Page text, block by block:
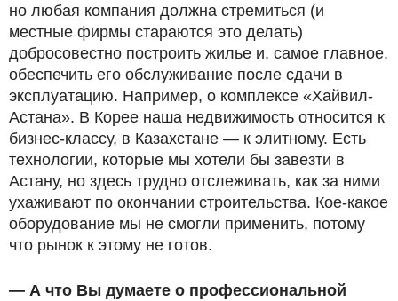
но любая компания должна стремиться (и
местные фирмы стараются это делать)
добросовестно построить жилье и, самое главное,
обеспечить его обслуживание после сдачи в
эксплуатацию. Например, о комплексе «Хайвил-
Астана». В Корее наша недвижимость относится к
бизнес-классу, в Казахстане — к элитному. Есть
технологии, которые мы хотели бы завезти в
Астану, но здесь трудно отслеживать, как за ними
ухаживают по окончании строительства. Кое-какое
оборудование мы не смогли применить, потому
что рынок к этому не готов.
— А что Вы думаете о профессиональной